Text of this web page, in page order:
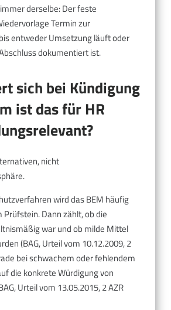
derselbe: Der feste
Termin zur
entweder Umsetzung läuft oder
dokumentiert ist.
sich bei Kündigung
ist das für HR
nicht
wird das BEM häufig
Prüfstein. Dann zählt, ob die
war und ob milde Mittel
(BAG, Urteil vom 10.12.2009, 2
bei schwachem oder fehlendem
die konkrete Würdigung von
Urteil vom 13.05.2015, 2 AZR